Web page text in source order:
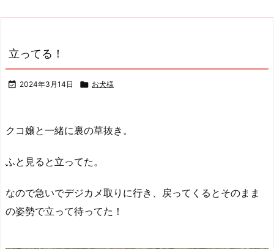

立ってる！
 2024年3月14日  お犬様
クコ嬢と一緒に裏の草抜き。
ふと見ると立ってた。
なので急いでデジカメ取りに行き、戻ってくるとそのまま
の姿勢で立って待ってた！